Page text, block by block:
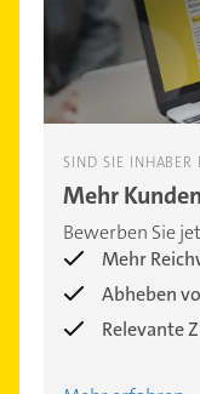
SIND SIE INHABER
Mehr
Bewerben Sie
Mehr
Abheben
Relevante